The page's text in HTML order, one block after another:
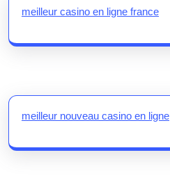
meilleur casino en ligne france
meilleur nouveau casino en ligne